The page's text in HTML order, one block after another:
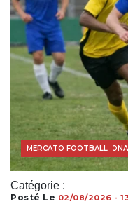
Catégorie :
FOOTBALL
MERCATO FOOTBALL
Posté Le 02/08/2026 -